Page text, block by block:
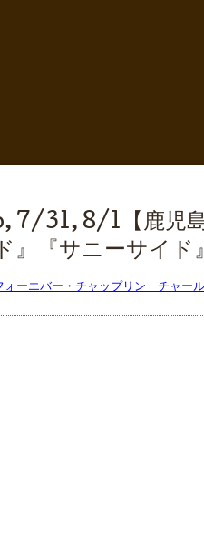
7/31, 8/1【鹿児
』『サニーサイド
エバー・チャップリン チャール